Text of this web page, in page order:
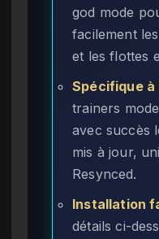
god mode
facilement
et les flottes
Spécifique à
trainers
avec succès
mis à jour,
Resynced.
Installation
détails ci-